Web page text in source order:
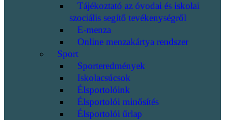
Tájékoztató az óvodai és iskolai
szociális segítő tevékenységről
E-menza
Online menzakártya rendszer
Sport
Sporteredmények
Iskolacsúcsok
Élsportolóink
Élsportolói minősítés
Élsportolói űrlap